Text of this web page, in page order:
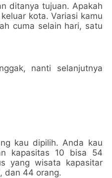
ditanya tujuan. Apakah
kota. Variasi kamu
cuma selain hari, satu
nanti selanjutnya
kau dipilih. Anda kau
kapasitas 10 bisa 54
yang wisata kapasitar
dan 44 orang.